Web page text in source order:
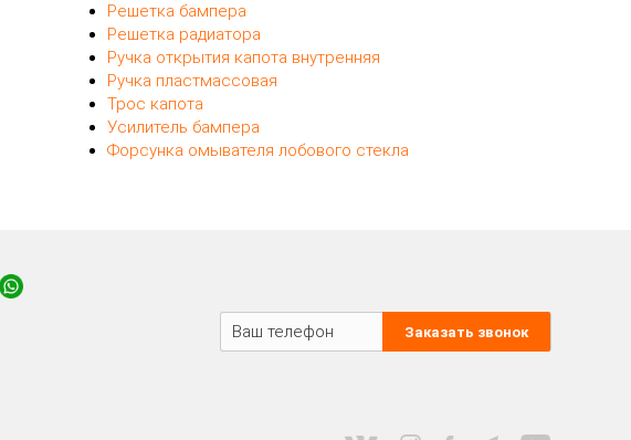
Решетка бампера
Решетка радиатора
Ручка открытия капота внутренняя
Ручка пластмассовая
Трос капота
Усилитель бампера
Форсунка омывателя лобового стекла
Заказать звонок